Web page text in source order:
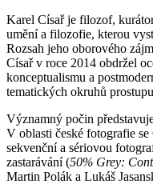
Karel Císař je filozof,
umění a filozofie, kterou
Rozsah jeho oborového
Císař v roce 2014 obdržel
konceptualismu a
tematických okruhů
Významný počin
V oblasti české fotografie
sekvenční a sériovou
zastarávání (50% Grey:
Martin Polák a Lukáš